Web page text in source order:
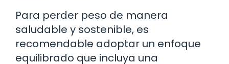
Para perder peso de manera
saludable y sostenible, es
recomendable adoptar un enfoque
equilibrado que incluya una